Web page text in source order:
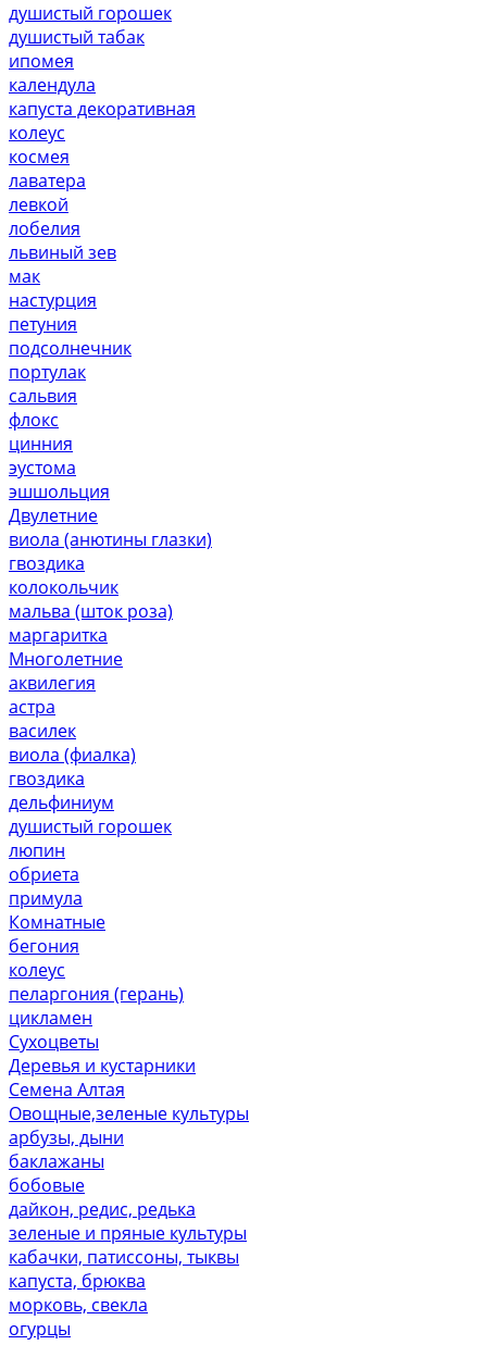
душистый горошек
душистый табак
ипомея
календула
капуста декоративная
колеус
космея
лаватера
левкой
лобелия
львиный зев
мак
настурция
петуния
подсолнечник
портулак
сальвия
флокс
цинния
эустома
эшшольция
Двулетние
виола (анютины глазки)
гвоздика
колокольчик
мальва (шток роза)
маргаритка
Многолетние
аквилегия
астра
василек
виола (фиалка)
гвоздика
дельфиниум
душистый горошек
люпин
обриета
примула
Комнатные
бегония
колеус
пеларгония (герань)
цикламен
Сухоцветы
Деревья и кустарники
Семена Алтая
Овощные,зеленые культуры
арбузы, дыни
баклажаны
бобовые
дайкон, редис, редька
зеленые и пряные культуры
кабачки, патиссоны, тыквы
капуста, брюква
морковь, свекла
огурцы